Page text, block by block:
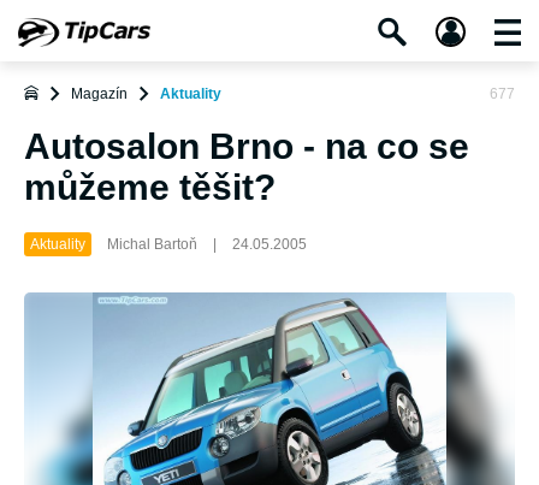
Magazín Aktuality 677
Autosalon Brno - na co se
můžeme těšit?
Aktuality Michal Bartoň 24.05.2005